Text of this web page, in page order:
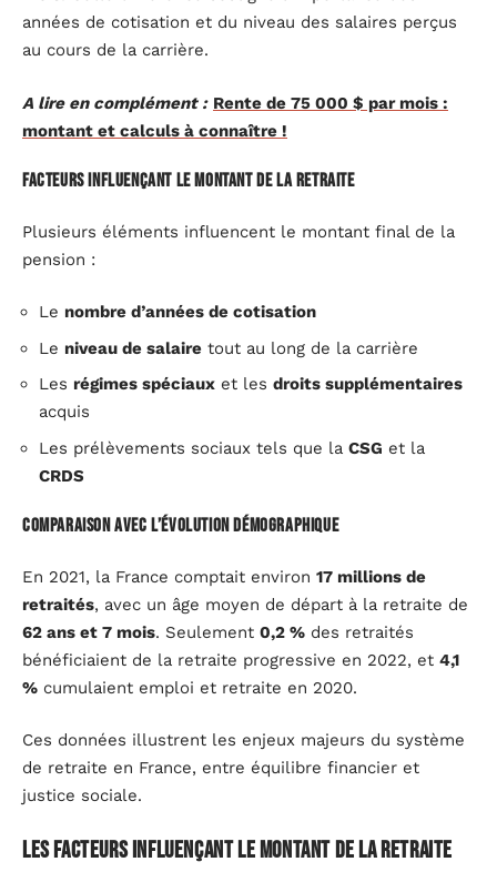
années de cotisation et du niveau des salaires perçus
au cours de la carrière.
A lire en complément : Rente de 75 000 $ par mois :
montant et calculs à connaître !
Facteurs influençant le montant de la retraite
Plusieurs éléments influencent le montant final de la
pension :
Le nombre d’années de cotisation
Le niveau de salaire tout au long de la carrière
Les régimes spéciaux et les droits supplémentaires
acquis
Les prélèvements sociaux tels que la CSG et la
CRDS
Comparaison avec l’évolution démographique
En 2021, la France comptait environ 17 millions de
retraités, avec un âge moyen de départ à la retraite de
62 ans et 7 mois. Seulement 0,2 % des retraités
bénéficiaient de la retraite progressive en 2022, et 4,1
% cumulaient emploi et retraite en 2020.
Ces données illustrent les enjeux majeurs du système
de retraite en France, entre équilibre financier et
justice sociale.
Les facteurs influençant le montant de la retraite